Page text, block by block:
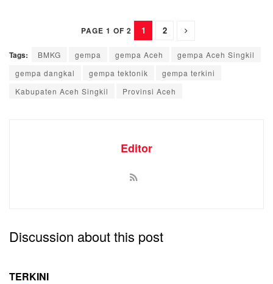
PAGE 1 OF 2 1 2
Tags: BMKG gempa gempa Aceh
gempa Aceh Singkil
gempa dangkal
gempa tektonik
gempa terkini
Kabupaten Aceh Singkil
Provinsi Aceh
Editor
Discussion about this post
TERKINI